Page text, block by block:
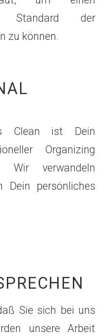
Standard der
zu können.
Clean ist Dein
Organizing
Wir verwandeln
Dein persönliches
Sie sich bei uns
unsere Arbeit